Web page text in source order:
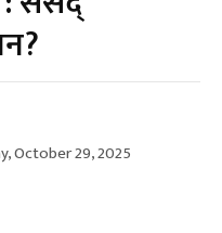
October 29, 2025